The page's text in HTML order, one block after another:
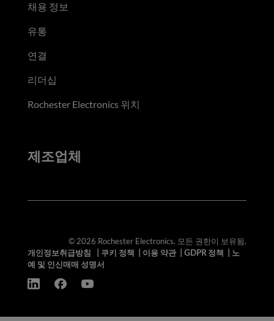
채용 정보
유통
연결
리더십
Rochester Electronics 위치
제조업체
© 2026 Rochester Electronics. 모든 권한이 보유됨.
개인정보취급방침
쿠키 정책 이용 약관| GDPR 정책
노
예 및 인신매매 성명서